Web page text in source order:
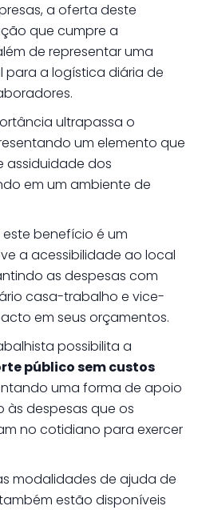
a oferta deste
que cumpre a
de representar uma
a logística diária de
ultrapassa o
um elemento que
assiduidade dos
em um ambiente de
benefício é um
a acessibilidade ao local
as despesas com
casa-trabalho e vice-
em seus orçamentos.
possibilita a
público sem custos
uma forma de apoio
às despesas que os
no cotidiano para exercer
modalidades de ajuda de
estão disponíveis